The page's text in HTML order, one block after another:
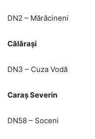
DN2 – Mărăcineni
Călărași
DN3 – Cuza Vodă
Caraș Severin
DN58 – Soceni